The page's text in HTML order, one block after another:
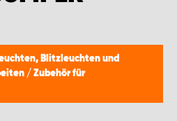
Blitzleuchten und
/ Zubehör für